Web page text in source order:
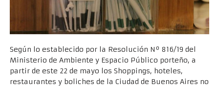
Según lo establecido por la Resolución Nº 816/19 del
Ministerio de Ambiente y Espacio Público porteño, a
partir de este 22 de mayo los Shoppings, hoteles,
restaurantes y boliches de la Ciudad de Buenos Aires no